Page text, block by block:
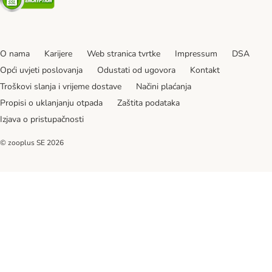
O nama Karijere Web stranica tvrtke Impressum
DSA
Opći uvjeti poslovanja
Odustati od ugovora
Kontakt
Troškovi slanja i vrijeme dostave
Načini plaćanja
Propisi o uklanjanju otpada
Zaštita podataka
Izjava o pristupačnosti
© zooplus SE 2026